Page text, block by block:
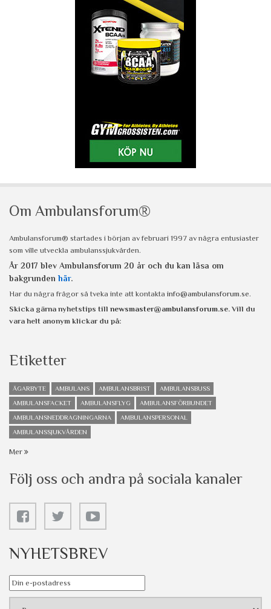
Om Ambulansforum®
Ambulansforum® startades i början av februari 1997 av några entusiaster
som ville utveckla ambulanssjukvården.
År 2017 blev Ambulansforum 20 år och du kan läsa om
bakgrunden här.
Har du några frågor så tveka inte att kontakta info@ambulansforum.se.
Skicka gärna nyhetstips till newsmaster@ambulansforum.se. Vill du
vara helt anonym klickar du på:
Etiketter
ÄGARBYTE AMBULANS AMBULANSBRIST
AMBULANSBUSS
AMBULANSFACKET
AMBULANSFLYG
AMBULANSFÖRBUNDET
AMBULANSNEDDRAGNINGARNA
AMBULANSPERSONAL
AMBULANSSJUKVÅRDEN
Mer
Följ oss och andra på sociala kanaler
NYHETSBREV